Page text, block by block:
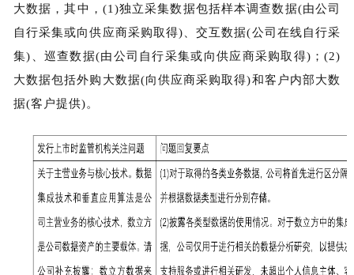
大数据，其中，(1)独立采集数据包括样本调查数据(由公司
自行采集或向供应商采购取得)、交互数据(公司在线自行采
集)、巡查数据(由公司自行采集或向供应商采购取得)；(2)
大数据包括外购大数据(向供应商采购取得)和客户内部大数
据(客户提供)。